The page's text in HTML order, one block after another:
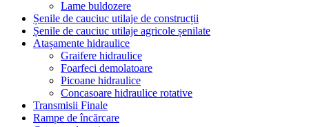
Lame buldozere
Șenile de cauciuc utilaje de construcții
Șenile de cauciuc utilaje agricole șenilate
Atașamente hidraulice
Graifere hidraulice
Foarfeci demolatoare
Picoane hidraulice
Concasoare hidraulice rotative
Transmisii Finale
Rampe de încărcare